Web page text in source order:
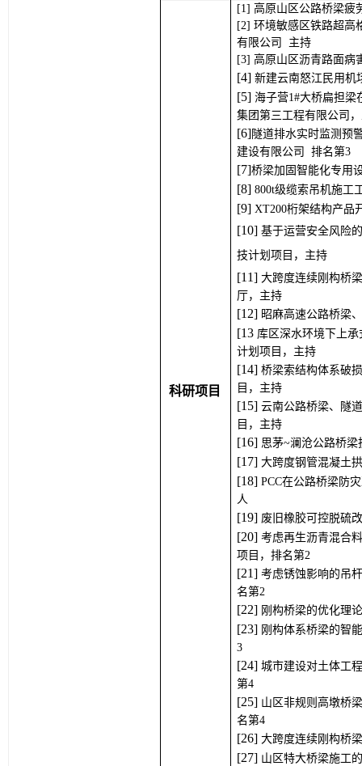
科研项目
高原山区公路桥梁疲
环境敏感区铁路超高
有限公司 主持
高原山区沥青路面病
[4] 新建云南怒江民用机
[5] 海子营1#大桥扁担梁
集团第三工程有限公司
[6]隧道排水实时监测预
建设有限公司 排名第3
[7]桥梁加固智能化专用
[8] 800t级缆索吊机施工
[9] XT200桁架结构产品
[10] 基于运营安全风险
技计划项目，主持
[1 1] 大跨度连续刚构桥
厅，主持
[1 2] 昭麻高速公路桥梁
[13 库区深水环境下上
计划项目，主持
[14] 桥梁索结构体系破
目，主持
[1 5] 云南公路桥梁、隧
目，主持
[16] 思茅~澜沧公路桥
[1 7] 大跨度钢管混凝土
[18] PCC在公路桥梁防
人
[19] 废旧橡胶可控脱硫
[20] 考虑再生沥青混合
项目，排名第2
[21] 考虑锈蚀影响的吊
名第2
[22] 刚构桥梁的优化理
[23] 刚构体系桥梁的智
3
[24] 城市建设对土体工
第4
[25] 山区非规则高墩桥
名第4
[26] 大跨度连续刚构桥
[27] 山区特大桥梁施工